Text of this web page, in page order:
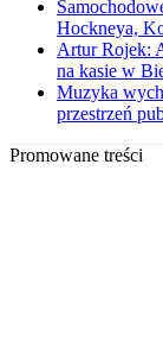
Hockneya,
Artur Rojek:
na kasie w
Muzyka
przestrzeń
Promowane treści